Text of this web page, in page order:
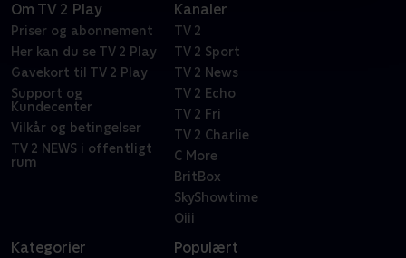
Om TV 2 Play
Priser og abonnement
Her kan du se TV 2 Play
Gavekort til TV 2 Play
Support og
Kundecenter
Vilkår og betingelser
TV 2 NEWS i offentligt
rum
Kanaler
TV 2
TV 2 Sport
TV 2 News
TV 2 Echo
TV 2 Fri
TV 2 Charlie
C More
BritBox
SkyShowtime
Oiii
Kategorier Populært